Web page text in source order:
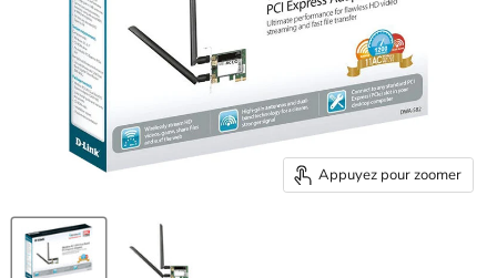
Appuyez pour zoomer